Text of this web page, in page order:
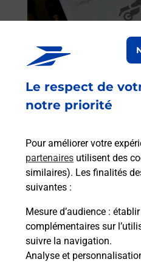
Le respect de
notre priorité
Pour améliorer votre
partenaires utilisent des
similaires). Les finalités
suivantes :
Mesure d’audience :
complémentaires sur
suivre la navigation.
Analyse et
Vous cherchez à passer
par La Poste.
En savoir plus
Foire aux